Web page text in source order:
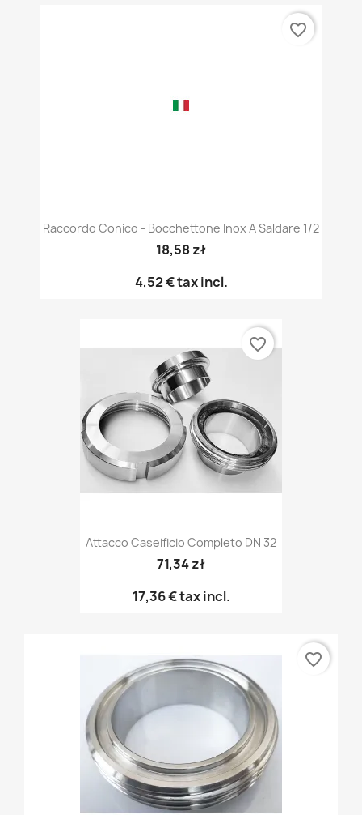
Raccordo Conico - Bocchettone Inox A Saldare 1/2
18,58 zł
4,52 €tax incl.
favorite_border
Attacco Caseificio Completo DN 32
71,34 zł
17,36 €tax incl.
favorite_border
favorite_border